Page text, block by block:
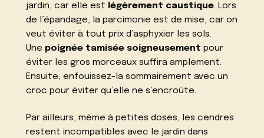
jardin, car elle est légèrement caustique. Lors
de l’épandage, la parcimonie est de mise, car on
veut éviter à tout prix d’asphyxier les sols.
Une poignée tamisée soigneusement pour
éviter les gros morceaux suffira amplement.
Ensuite, enfouissez-la sommairement avec un
croc pour éviter qu’elle ne s’encroûte.
Par ailleurs, même à petites doses, les cendres
restent incompatibles avec le jardin dans